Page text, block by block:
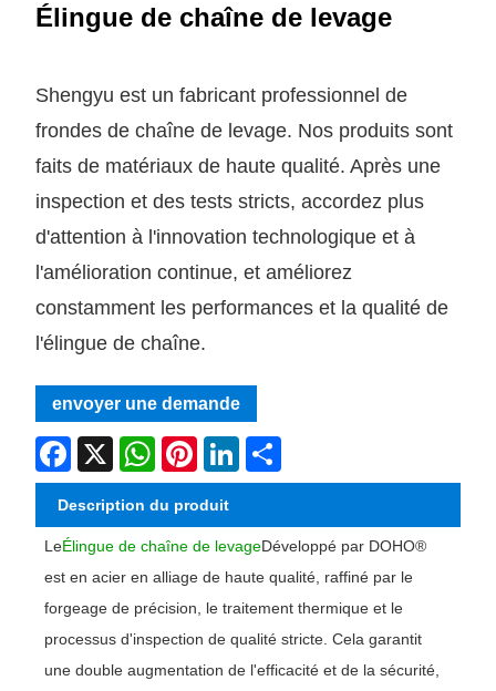
Élingue de chaîne de levage
Shengyu est un fabricant professionnel de
frondes de chaîne de levage. Nos produits sont
faits de matériaux de haute qualité. Après une
inspection et des tests stricts, accordez plus
d'attention à l'innovation technologique et à
l'amélioration continue, et améliorez
constamment les performances et la qualité de
l'élingue de chaîne.
envoyer une demande
Facebook
X WhatsAppPinterestLinkedIn
Description du produit
LeÉlingue de chaîne de levageDéveloppé par DOHO®
est en acier en alliage de haute qualité, raffiné par le
forgeage de précision, le traitement thermique et le
processus d'inspection de qualité stricte. Cela garantit
une double augmentation de l'efficacité et de la sécurité,